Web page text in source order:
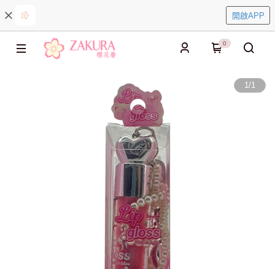
開啟APP
0
1/1